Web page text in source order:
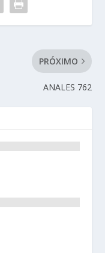
PRÓXIMO
ANALES 762